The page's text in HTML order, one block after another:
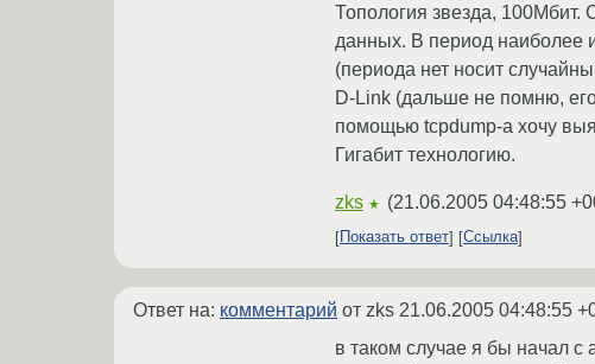
Топология звезда,
данных. В период наиболее
(периода нет носит
D-Link (дальше не помню,
помощью tcpdump-а хочу
Гигабит технологию.
zks ★ (21.06.2005 04:48:55
Показать ответ
Ссылка
Ответ на: комментарий от zks 21.06.2005 04:48:55
в таком случае я бы начал с